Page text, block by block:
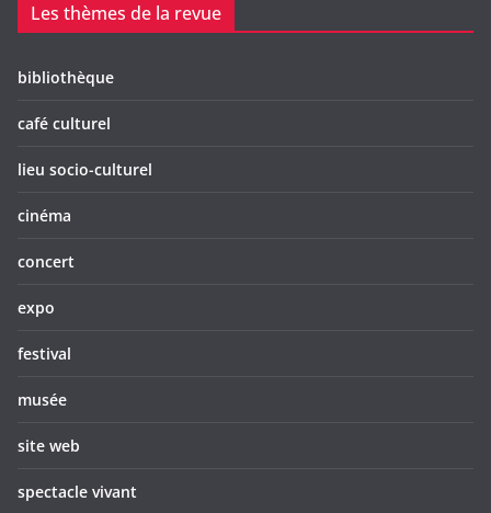
Les thèmes de la revue
bibliothèque
café culturel
lieu socio-culturel
cinéma
concert
expo
festival
musée
site web
spectacle vivant